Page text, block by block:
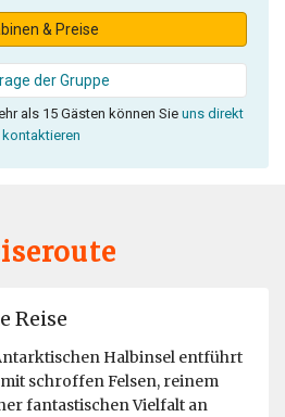
& Preise
der Gruppe
als 15 Gästen können Sie uns direkt
kontaktieren
Reise
Halbinsel entführt
schroffen Felsen, reinem
fantastischen Vielfalt an